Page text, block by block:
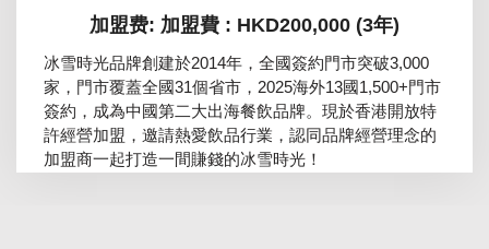
加盟费: 加盟費 : HKD200,000 (3年)
冰雪時光品牌創建於2014年，全國簽約門市突破3,000
家，門市覆蓋全國31個省市，2025海外13國1,500+門市
簽約，成為中國第二大出海餐飲品牌。現於香港開放特
許經營加盟，邀請熱愛飲品行業，認同品牌經營理念的
加盟商一起打造一間賺錢的冰雪時光！